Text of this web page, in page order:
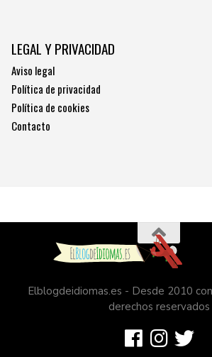
LEGAL Y PRIVACIDAD
Aviso legal
Política de privacidad
Política de cookies
Contacto
Elblogdeidiomas.es - Desde 2010
derechos reservados